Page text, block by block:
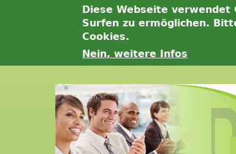
Diese Webseite verwendet
Surfen zu ermöglichen.
Cookies.
Nein, weitere Infos